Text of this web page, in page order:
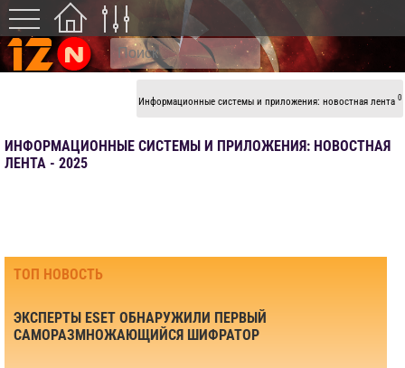
Информационные системы и приложения: новостная лента 0
ИНФОРМАЦИОННЫЕ СИСТЕМЫ И ПРИЛОЖЕНИЯ: НОВОСТНАЯ
ЛЕНТА - 2025
ТОП НОВОСТЬ
ЭКСПЕРТЫ ESET ОБНАРУЖИЛИ ПЕРВЫЙ
САМОРАЗМНОЖАЮЩИЙСЯ ШИФРАТОР